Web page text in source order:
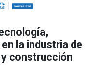
la industria de
y construcción